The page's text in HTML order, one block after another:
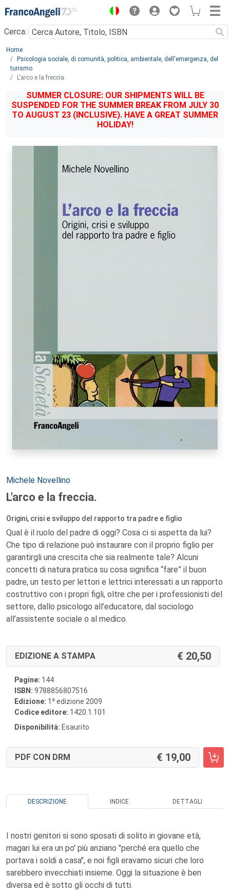
Menu
Cerca:
Main content
Home
Psicologia sociale, di comunità, politica, ambientale, dell'emergenza, del
turismo
L'arco e la freccia.
SUMMER CLOSURE: OUR SHIPMENTS WILL BE
SUSPENDED FOR THE SUMMER BREAK FROM JULY 30
TO AUGUST 23 (INCLUSIVE). HAVE A GREAT SUMMER
HOLIDAY!
Autori:
Michele Novellino
L'arco e la freccia.
Origini, crisi e sviluppo del rapporto tra padre e figlio
Qual è il ruolo del padre di oggi? Cosa ci si aspetta da lui?
Che tipo di relazione può instaurare con il proprio figlio per
garantirgli una crescita che sia realmente tale? Alcuni
concetti di natura pratica su cosa significa “fare” il buon
padre, un testo per lettori e lettrici interessati a un rapporto
costruttivo con i propri figli, oltre che per i professionisti del
settore, dallo psicologo all’educatore, dal sociologo
all’assistente sociale o al medico.
EDIZIONE A STAMPA 20,50
Pagine: 144
ISBN: 9788856807516
Edizione: 1 a edizione 2009
Codice editore: 1420.1.101
Disponibilità: Esaurito
PDF CON DRM 19,00
DESCRIZIONE INDICE DETTAGLI
I nostri genitori si sono sposati di solito in giovane età,
magari lui era un po' più anziano "perché era quello che
portava i soldi a casa", e noi figli eravamo sicuri che loro
sarebbero invecchiati insieme. Oggi la situazione è ben
diversa ed è sotto gli occhi di tutti.